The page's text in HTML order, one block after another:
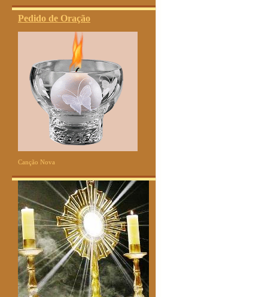
Pedido de Oração
Canção Nova